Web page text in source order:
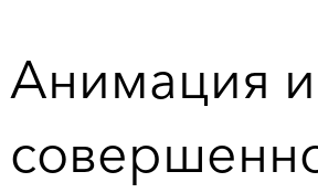
Анимация и